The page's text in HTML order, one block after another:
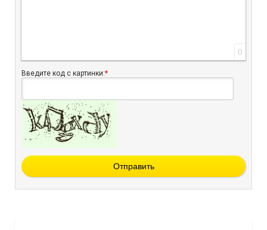
0
Введите код с картинки:*
Отправить